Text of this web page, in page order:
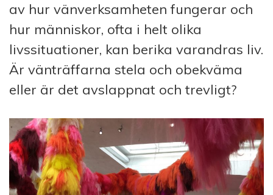
av hur vänverksamheten fungerar och
hur människor, ofta i helt olika
livssituationer, kan berika varandras liv.
Är vänträffarna stela och obekväma
eller är det avslappnat och trevligt?